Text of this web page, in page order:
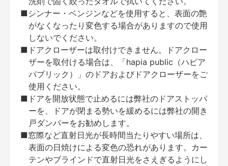
■シンナー・ベンジンなどを使用すると、表面の艶
がなくなったり変色する場合がありますので使用
しないでください。
■ドアクローザーは取付けできません。ドアクロー
ザーを取付ける場合は、「hapia public（ハピア
パブリック）」のドアおよびドアクローザーをご
使用ください。
■ドアを開放状態で止めるには弊社のドアストッパ
ーを、ドアが閉まる勢いを緩めるには弊社の開き
戸ダンパーをお勧めします。
■窓際など直射日光が長時間当たりやすい場所は、
表面の日焼けによる変色の恐れがあります。カー
テンやブラインドで直射日光をさえぎるようにし